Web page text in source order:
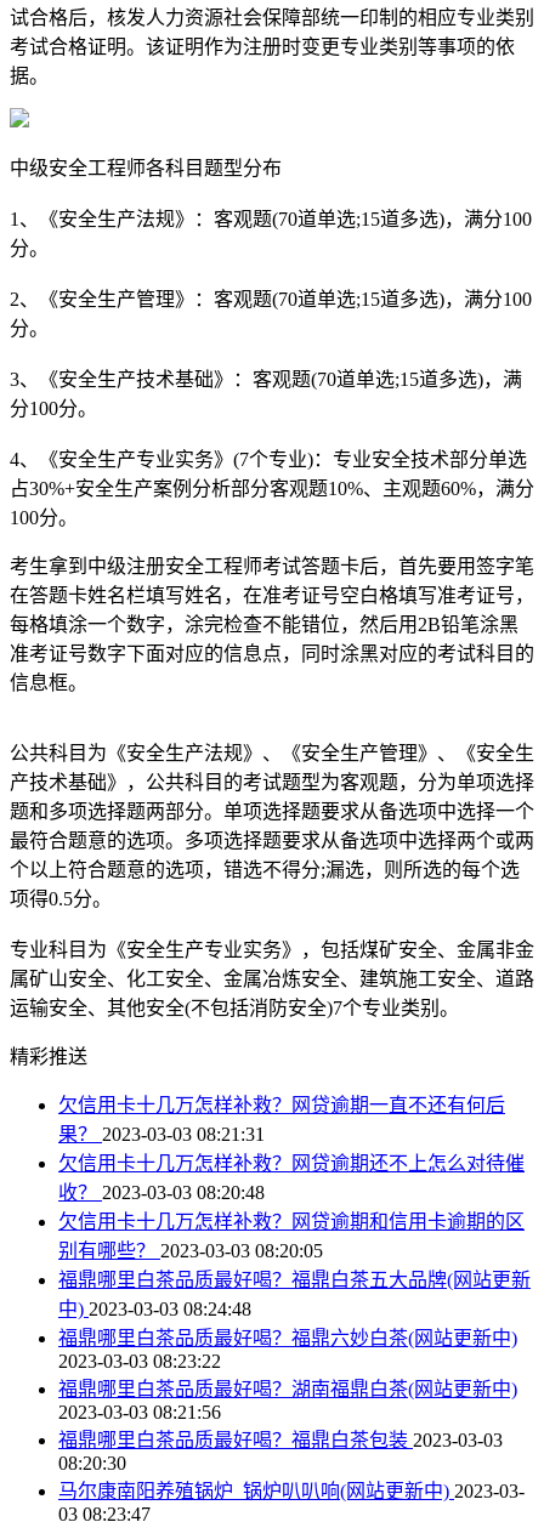
试合格后，核发人力资源社会保障部统一印制的相应专业类别
考试合格证明。该证明作为注册时变更专业类别等事项的依
据。
中级安全工程师各科目题型分布
1、《安全生产法规》：客观题(70道单选;15道多选)，满分100
分。
2、《安全生产管理》：客观题(70道单选;15道多选)，满分100
分。
3、《安全生产技术基础》：客观题(70道单选;15道多选)，满
分100分。
4、《安全生产专业实务》(7个专业)：专业安全技术部分单选
占30%+安全生产案例分析部分客观题10%、主观题60%，满分
100分。
考生拿到中级注册安全工程师考试答题卡后，首先要用签字笔
在答题卡姓名栏填写姓名，在准考证号空白格填写准考证号，
每格填涂一个数字，涂完检查不能错位，然后用2B铅笔涂黑
准考证号数字下面对应的信息点，同时涂黑对应的考试科目的
信息框。
公共科目为《安全生产法规》、《安全生产管理》、《安全生
产技术基础》，公共科目的考试题型为客观题，分为单项选择
题和多项选择题两部分。单项选择题要求从备选项中选择一个
最符合题意的选项。多项选择题要求从备选项中选择两个或两
个以上符合题意的选项，错选不得分;漏选，则所选的每个选
项得0.5分。
专业科目为《安全生产专业实务》，包括煤矿安全、金属非金
属矿山安全、化工安全、金属冶炼安全、建筑施工安全、道路
运输安全、其他安全(不包括消防安全)7个专业类别。
精彩推送
欠信用卡十几万怎样补救？网贷逾期一直不还有何后
果？ 2023-03-03 08:21:31
欠信用卡十几万怎样补救？网贷逾期还不上怎么对待催
收？ 2023-03-03 08:20:48
欠信用卡十几万怎样补救？网贷逾期和信用卡逾期的区
别有哪些？ 2023-03-03 08:20:05
福鼎哪里白茶品质最好喝？福鼎白茶五大品牌(网站更新
中) 2023-03-03 08:24:48
福鼎哪里白茶品质最好喝？福鼎六妙白茶(网站更新中)
2023-03-03 08:23:22
福鼎哪里白茶品质最好喝？湖南福鼎白茶(网站更新中)
2023-03-03 08:21:56
福鼎哪里白茶品质最好喝？福鼎白茶包装 2023-03-03
08:20:30
马尔康南阳养殖锅炉_锅炉叭叭响(网站更新中) 2023-03-
03 08:23:47